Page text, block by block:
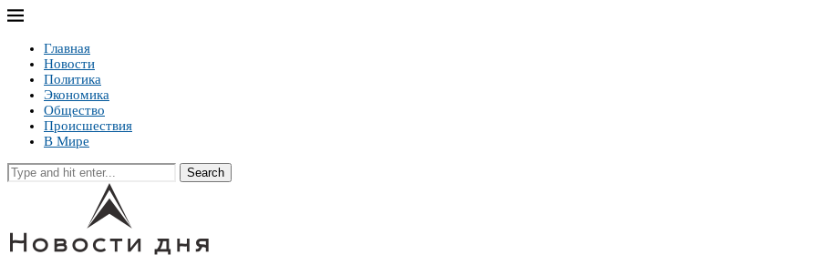
Главная
Новости
Политика
Экономика
Общество
Происшествия
В Мире
Search